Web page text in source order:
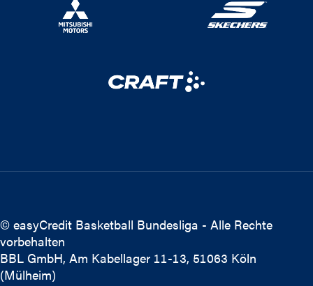
© easyCredit Basketball Bundesliga - Alle Rechte
vorbehalten
BBL GmbH, Am Kabellager 11-13, 51063 Köln
(Mülheim)